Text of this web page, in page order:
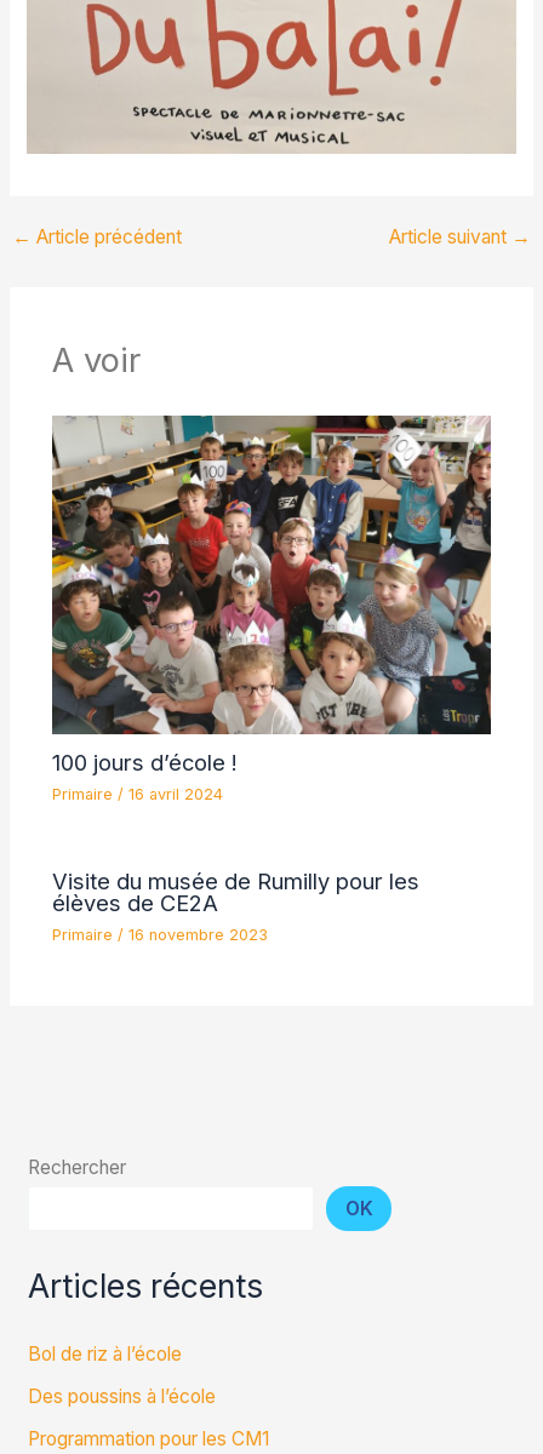
← Article précédent Article suivant →
A voir
100 jours d’école !
Primaire / 16 avril 2024
Visite du musée de Rumilly pour les
élèves de CE2A
Primaire / 16 novembre 2023
Rechercher
OK
Articles récents
Bol de riz à l’école
Des poussins à l’école
Programmation pour les CM1